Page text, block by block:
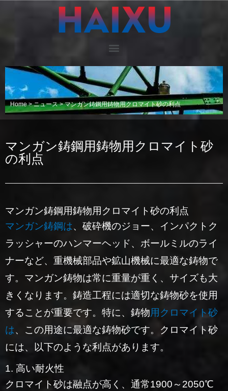
Home>ニュース>マンガン鋳鋼用鋳物用クロマイト砂の利点
マンガン鋳鋼用鋳物用クロマイト砂
の利点
マンガン鋳鋼用鋳物用クロマイト砂の利点
マンガン鋳鋼は、破砕機のジョー、インパクトク
ラッシャーのハンマーヘッド、ボールミルのライ
ナーなど、重機械部品や鉱山機械に最適な鋳物で
す。マンガン鋳物は常に重量が重く、サイズも大
きくなります。鋳造工程には適切な鋳物砂を使用
することが重要です。特に、鋳物用クロマイト砂
は、この用途に最適な鋳物砂です。クロマイト砂
には、以下のような利点があります。
1. 高い耐火性
クロマイト砂は融点が高く、通常1900～2050℃